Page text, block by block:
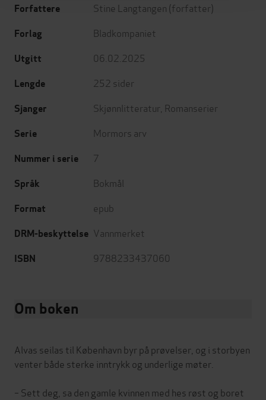
Forfattere Stine Langtangen (forfatter)
Forlag Bladkompaniet
Utgitt 06.02.2025
Lengde 252 sider
Sjanger Skjønnlitteratur Romanserier
Serie Mormors arv
Nummer i serie 7
Språk Bokmål
Format epub
DRM-beskyttelse Vannmerket
ISBN 9788233437060
Om boken
Alvas seilas til København byr på prøvelser, og i storbyen
venter både sterke inntrykk og underlige møter.
– Sett deg, sa den gamle kvinnen med hes røst og boret